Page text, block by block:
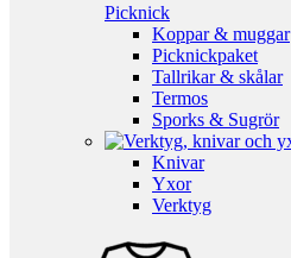
Picknick
Koppar & muggar
Picknickpaket
Tallrikar & skålar
Termos
Sporks & Sugrör
Knivar
Yxor
Verktyg